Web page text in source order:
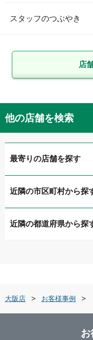
スタッフのつぶやき
店
他の店舗を検索
最寄りの店舗を探す
ガリバー大阪住之江店
ガリバー大阪中央出張
ガリバー泉北店
近隣の市区町村から探
大阪市西区
近隣の都道府県から探
大阪店 お客様事例
お